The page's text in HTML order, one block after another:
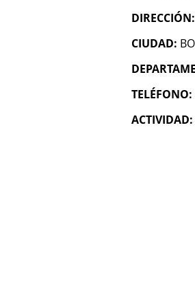
DIRECCIÓN:
CIUDAD:
TELÉFONO:
ACTIVIDAD: